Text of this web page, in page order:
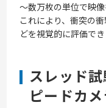
～数万枚の単位で映像
これにより、衝突の
どを視覚的に評価でき
スレッド
ピードカ